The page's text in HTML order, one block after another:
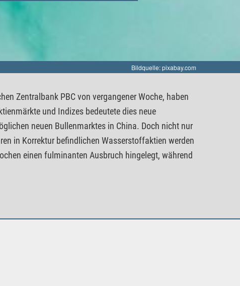
Bildquelle: pixabay.com
Zentralbank PBC von vergangener Woche, haben
und Indizes bedeutete dies neue
neuen Bullenmarktes in China. Doch nicht nur
in Korrektur befindlichen Wasserstoffaktien werden
einen fulminanten Ausbruch hingelegt, während